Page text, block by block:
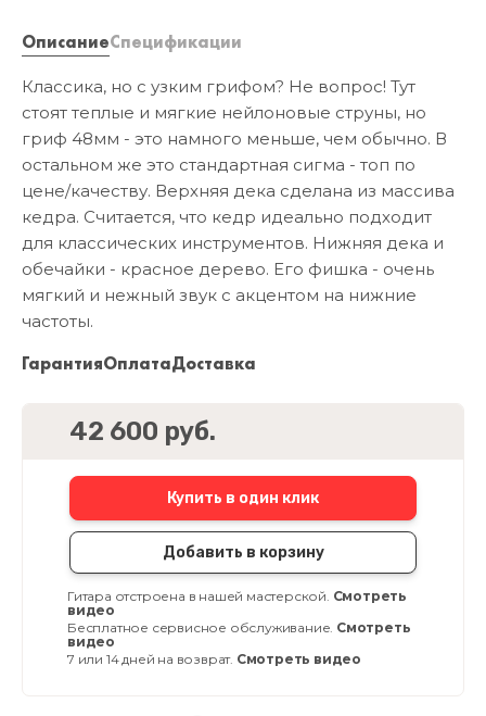
ОписаниеСпецификации
Классика, но с узким грифом? Не вопрос! Тут
стоят теплые и мягкие нейлоновые струны, но
гриф 48мм - это намного меньше, чем обычно. В
остальном же это стандартная сигма - топ по
цене/качеству. Верхняя дека сделана из массива
кедра. Считается, что кедр идеально подходит
для классических инструментов. Нижняя дека и
обечайки - красное дерево. Его фишка - очень
мягкий и нежный звук с акцентом на нижние
частоты.
ГарантияОплатаДоставка
42 600 руб.
Купить в один клик
Добавить в корзину
Гитара отстроена в нашей мастерской. Смотреть
видео
Бесплатное сервисное обслуживание. Смотреть
видео
7 или 14 дней на возврат. Смотреть видео